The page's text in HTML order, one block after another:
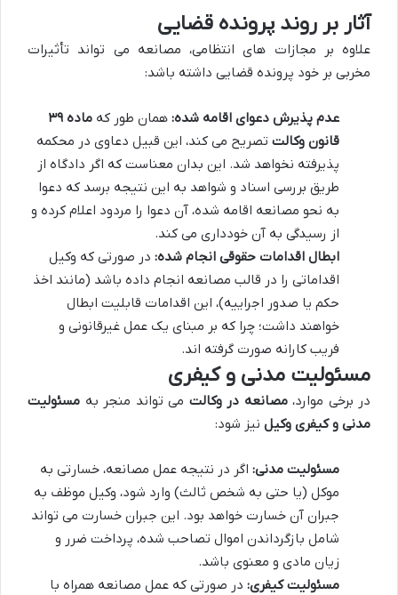
آثار بر روند پرونده قضایی
علاوه بر مجازات های انتظامی، مصانعه می تواند تأثیرات
مخربی بر خود پرونده قضایی داشته باشد:
عدم پذیرش دعوای اقامه شده: همان طور که
ماده ۳۹
قانون وکالت تصریح می کند، این قبیل دعاوی در محکمه
پذیرفته نخواهد شد. این بدان معناست که اگر دادگاه از
طریق بررسی اسناد و شواهد به این نتیجه برسد که دعوا
به نحو مصانعه اقامه شده، آن دعوا را مردود اعلام کرده و
از رسیدگی به آن خودداری می کند.
ابطال اقدامات حقوقی انجام شده: در صورتی که وکیل
اقداماتی را در قالب مصانعه انجام داده باشد (مانند اخذ
حکم یا صدور اجراییه)، این اقدامات قابلیت ابطال
خواهند داشت؛ چرا که بر مبنای یک عمل غیرقانونی و
فریب کارانه صورت گرفته اند.
مسئولیت مدنی و کیفری
در برخی موارد،مصانعه در وکالت می تواند منجر به مسئولیت
مدنی و کیفری وکیل نیز شود:
مسئولیت مدنی: اگر در نتیجه عمل مصانعه، خسارتی به
موکل (یا حتی به شخص ثالث) وارد شود، وکیل موظف به
جبران آن خسارت خواهد بود. این جبران خسارت می تواند
شامل بازگرداندن اموال تصاحب شده، پرداخت ضرر و
زیان مادی و معنوی باشد.
مسئولیت کیفری: در صورتی که عمل مصانعه همراه با